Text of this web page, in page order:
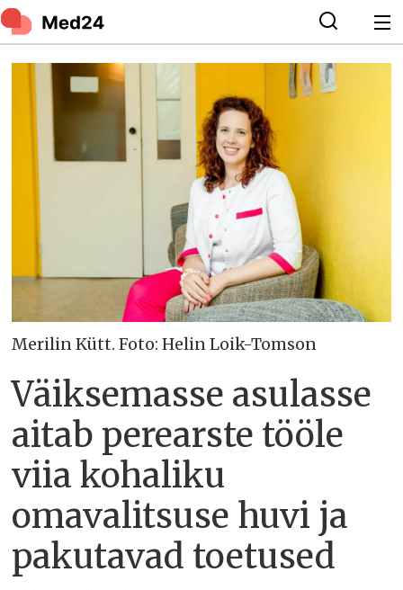
Merilin Kütt. Foto: Helin Loik-Tomson
Väiksemasse asulasse
aitab perearste tööle
viia kohaliku
omavalitsuse huvi ja
pakutavad toetused